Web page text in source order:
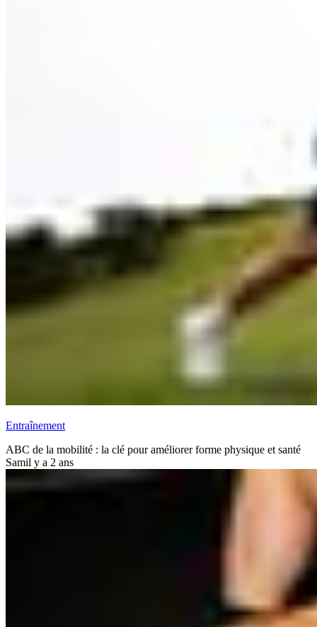
Entraînement
ABC de la mobilité : la clé pour améliorer forme physique et santé
Samil y a 2 ans